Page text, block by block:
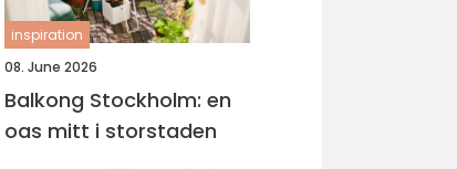
inspiration
08. June 2026
Balkong Stockholm: en
oas mitt i storstaden